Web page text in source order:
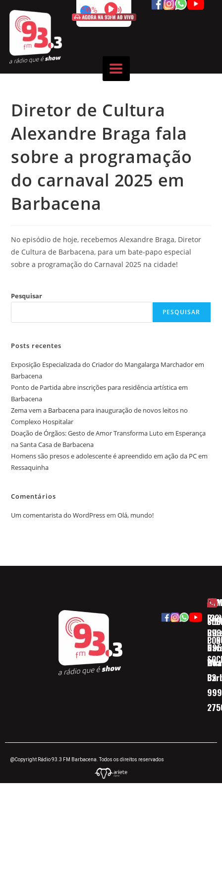
50%
Diretor de Cultura
Alexandre Braga fala
sobre a programação
do carnaval 2025 em
Barbacena
No episódio de hoje, recebemos Alexandre Braga, Diretor
de Cultura de Barbacena, para um bate-papo especial
sobre a programação do Carnaval 2025 na cidade!
Pesquisar
PESQUISAR
Posts recentes
Exposição Especializada do Criador do Mangalarga Marchador em
Barbacena
Ponto de Partida abre inscrições para residência artística em
Barbacena
Zema vem a Barbacena para inauguração de novos leitos no
Complexo Hospitalar
Doação de Órgãos: Gesto de Amor Transforma Luto em Esperança
na Santa Casa de Barbacena
Homens são presos e adolescente é apreendido em ação da PC em
Ressaquinha
Comentários
Um comentarista do WordPressemOlá, mundo!
(32)
32
@Copyright Rádio 93.3 FM Barbacena. Todos os direitos reservados